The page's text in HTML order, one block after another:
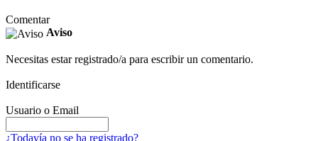
Comentar
Aviso
Necesitas estar registrado/a para escribir un comentario.
Identificarse
Usuario o Email
¿Todavía no se ha registrado?